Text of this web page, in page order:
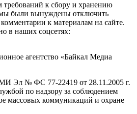
требований к сбору и хранению
были вынуждены отключить
к материалам на сайте.
в наших соцсетях:
агентство «Байкал Медиа
Эл № ФС 77-22419 от 28.11.2005 г.
по надзору за соблюдением
массовых коммуникаций и охране